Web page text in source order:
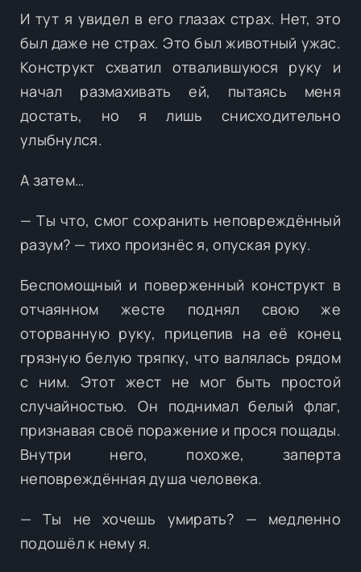
И тут я увидел в его глазах страх. Нет, это
был даже не страх. Это был животный ужас.
Конструкт схватил отвалившуюся руку и
начал размахивать ей, пытаясь меня
достать, но я лишь снисходительно
улыбнулся.
А затем…
— Ты что, смог сохранить неповреждённый
разум? — тихо произнёс я, опуская руку.
Беспомощный и поверженный конструкт в
отчаянном жесте поднял свою же
оторванную руку, прицепив на её конец
грязную белую тряпку, что валялась рядом
с ним. Этот жест не мог быть простой
случайностью. Он поднимал белый флаг,
признавая своё поражение и прося пощады.
Внутри него, похоже, заперта
неповреждённая душа человека.
— Ты не хочешь умирать? — медленно
подошёл к нему я.